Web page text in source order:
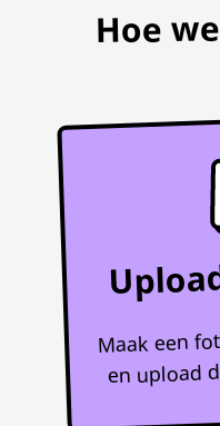
Hoe
Maak een
en upload